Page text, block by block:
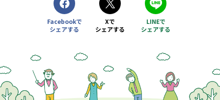
Facebookで
シェアする
Xで
シェアする
LINEで
シェアする